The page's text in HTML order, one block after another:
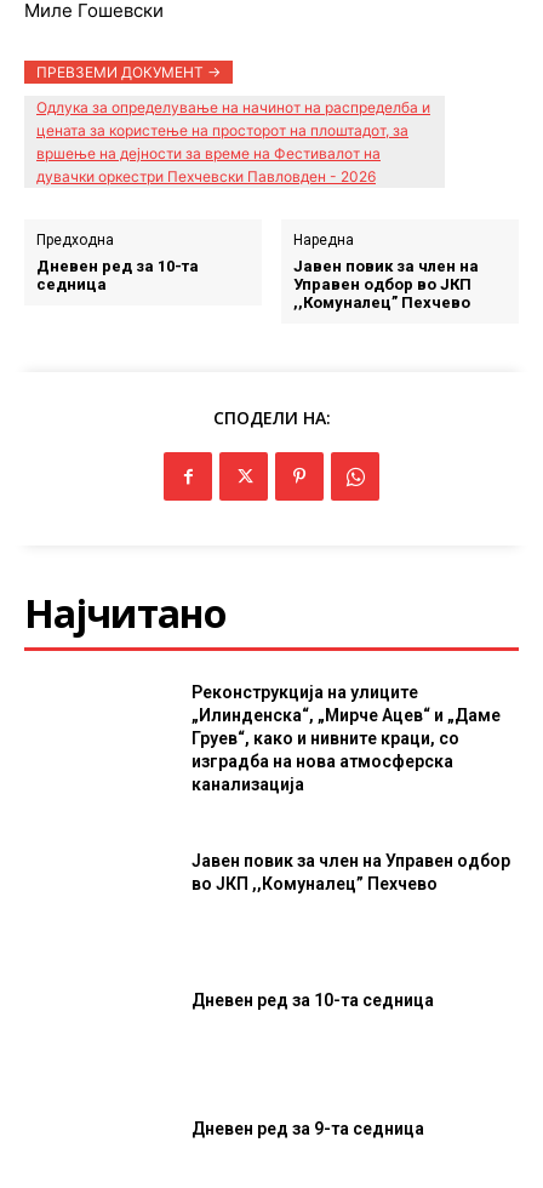
Миле Гошевски
ПРЕВЗЕМИ ДОКУМЕНТ ->
Одлука за определување на начинот на распределба и
цената за користење на просторот на плоштадот, за
вршење на дејности за време на Фестивалот на
дувачки оркестри Пехчевски Павловден - 2026
Предходна
Дневен ред за 10-та
седница
Наредна
Јавен повик за член на
Управен одбор во ЈКП
,,Комуналец” Пехчево
СПОДЕЛИ НА:
Најчитано
Реконструкција на улиците
„Илинденска“, „Мирче Ацев“ и „Даме
Груев“, како и нивните краци, со
изградба на нова атмосферска
канализација
Јавен повик за член на Управен одбор
во ЈКП ,,Комуналец” Пехчево
Дневен ред за 10-та седница
Дневен ред за 9-та седница